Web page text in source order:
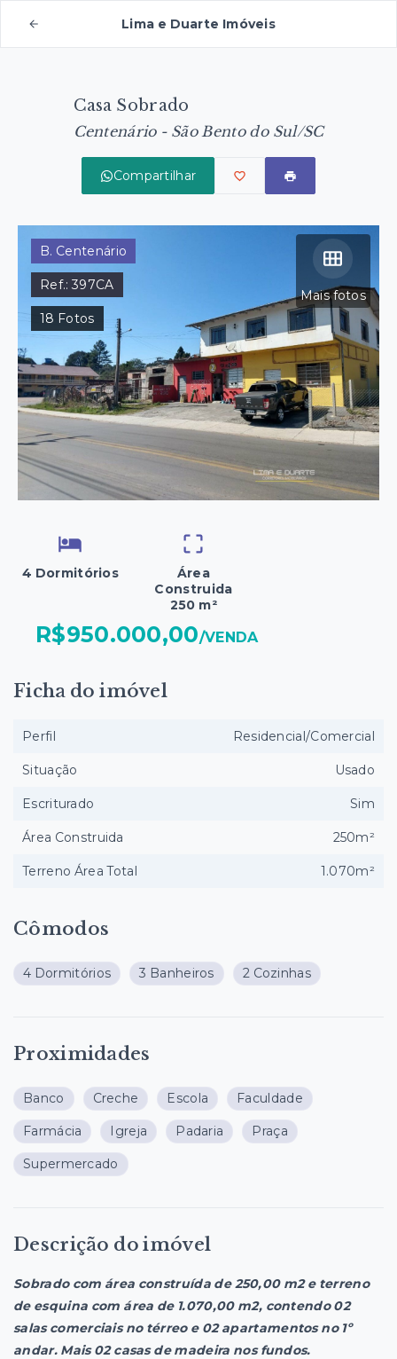
Lima e Duarte Imóveis
Casa Sobrado
Centenário - São Bento do Sul/SC
Compartilhar
Mais fotos
B. Centenário
Ref.:397CA
18 Fotos
4 Dormitórios
Área
Construida
250 m²
R$950.000,00/VENDA
Cômodos
4 Dormitórios 3 Banheiros 2 Cozinhas
Proximidades
Banco Creche Escola Faculdade
Farmácia Igreja Padaria Praça
Supermercado
Descrição do imóvel
Sobrado com área construída de 250,00 m2 e terreno
de esquina com área de 1.070,00 m2, contendo 02
salas comerciais no térreo e 02 apartamentos no 1º
andar. Mais 02 casas de madeira nos fundos.
Ficha do imóvel
Perfil Residencial/Comercial
Situação Usado
Escriturado Sim
Área Construida 250m²
Terreno Área Total 1.070m²